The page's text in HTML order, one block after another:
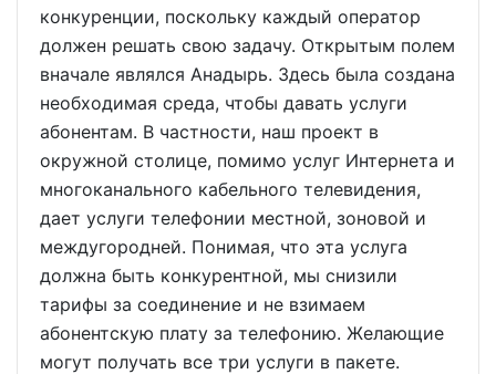
конкуренции, поскольку каждый оператор
должен решать свою задачу. Открытым полем
вначале являлся Анадырь. Здесь была создана
необходимая среда, чтобы давать услуги
абонентам. В частности, наш проект в
окружной столице, помимо услуг Интернета и
многоканального кабельного телевидения,
дает услуги телефонии местной, зоновой и
междугородней. Понимая, что эта услуга
должна быть конкурентной, мы снизили
тарифы за соединение и не взимаем
абонентскую плату за телефонию. Желающие
могут получать все три услуги в пакете.